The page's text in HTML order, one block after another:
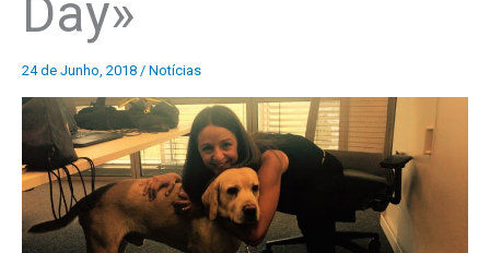
Day»
24 de Junho, 2018 / Notícias